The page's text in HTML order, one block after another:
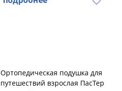
Ортопедическая подушка для
путешествий взрослая ПасТер